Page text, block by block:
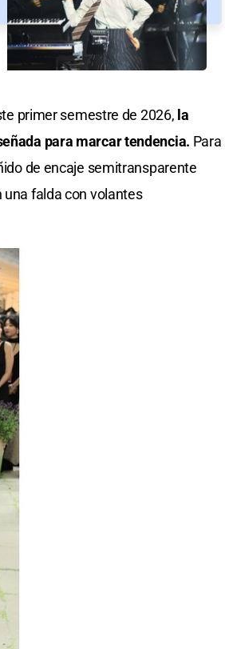
primer semestre de 2026, la
para marcar tendencia. Para
de encaje semitransparente
falda con volantes